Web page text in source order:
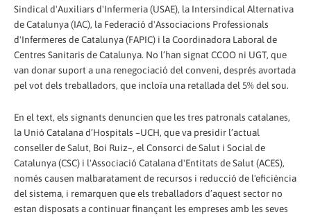
Sindical d'Auxiliars d'Infermeria (USAE), la Intersindical Alternativa
de Catalunya (IAC), la Federació d'Associacions Professionals
d'Infermeres de Catalunya (FAPIC) i la Coordinadora Laboral de
Centres Sanitaris de Catalunya. No l’han signat CCOO ni UGT, que
van donar suport a una renegociació del conveni, després avortada
pel vot dels treballadors, que incloïa una retallada del 5% del sou.
En el text, els signants denuncien que les tres patronals catalanes,
la Unió Catalana d’Hospitals –UCH, que va presidir l’actual
conseller de Salut, Boi Ruiz–, el Consorci de Salut i Social de
Catalunya (CSC) i l'Associació Catalana d'Entitats de Salut (ACES),
només causen malbaratament de recursos i reducció de l'eficiència
del sistema, i remarquen que els treballadors d’aquest sector no
estan disposats a continuar finançant les empreses amb les seves